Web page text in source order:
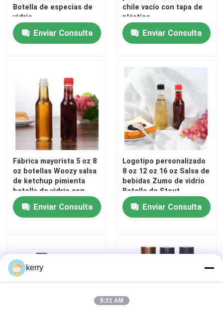
Botella de especias de
vidrio
Enviar Consulta
chile vacío con tapa de
plástico
Enviar Consulta
Fábrica mayorista 5 oz 8
oz botellas Woozy salsa
de ketchup pimienta
botella de vidrio con
tapa de Pp
Enviar Consulta
Logotipo personalizado
8 oz 12 oz 16 oz Salsa de
bebidas Zumo de vidrio
Botella de Stout
Enviar Consulta
kerry
9:21 AM